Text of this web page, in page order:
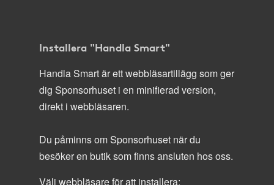
Installera "Handla Smart"
Handla Smart är ett webbläsartillägg som ger
dig Sponsorhuset i en minifierad version,
direkt i webbläsaren.
Du påminns om Sponsorhuset när du
besöker en butik som finns ansluten hos oss.
Välj webbläsare för att installera: